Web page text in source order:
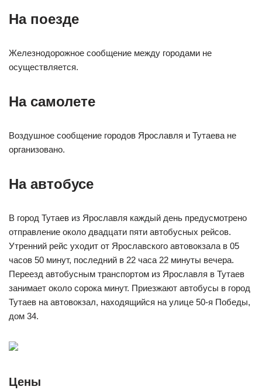
На поезде
Железнодорожное сообщение между городами не
осуществляется.
На самолете
Воздушное сообщение городов Ярославля и Тутаева не
организовано.
На автобусе
В город Тутаев из Ярославля каждый день предусмотрено
отправление около двадцати пяти автобусных рейсов.
Утренний рейс уходит от Ярославского автовокзала в 05
часов 50 минут, последний в 22 часа 22 минуты вечера.
Переезд автобусным транспортом из Ярославля в Тутаев
занимает около сорока минут. Приезжают автобусы в город
Тутаев на автовокзал, находящийся на улице 50-я Победы,
дом 34.
Цены